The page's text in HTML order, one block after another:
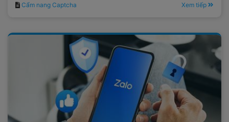
Cẩm nang Captcha
Xem tiếp